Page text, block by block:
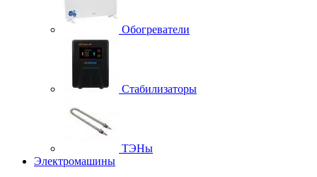
Обогреватели
Стабилизаторы
ТЭНы
Электромашины